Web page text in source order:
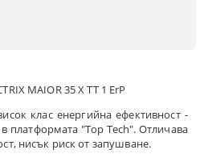
MAIOR 35 X ТТ 1 ErP
клас енергийна ефективност -
платформата "Top Tech". Отличава
нисък риск от запушване.